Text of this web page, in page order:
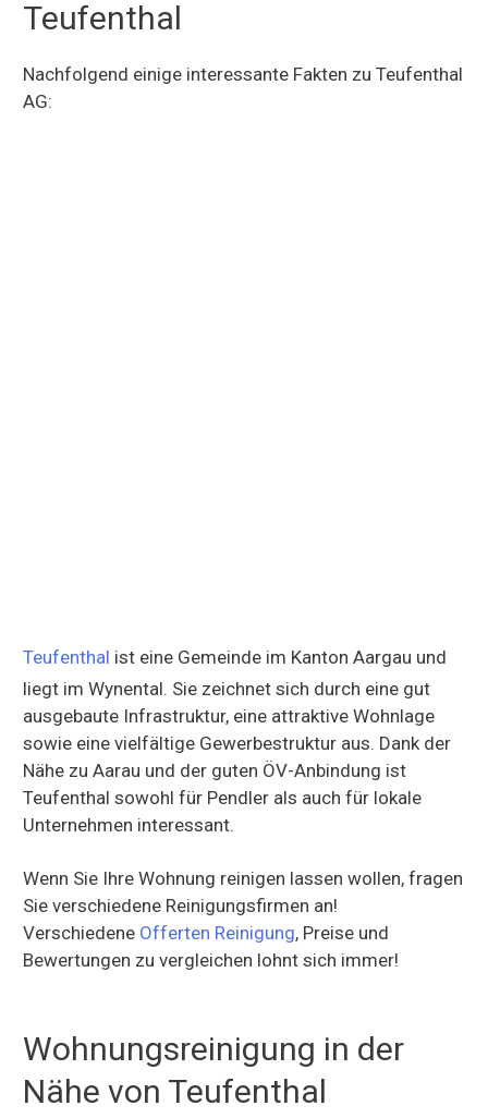
Teufenthal
Nachfolgend einige interessante Fakten zu Teufenthal
AG:
Teufenthal ist eine Gemeinde im Kanton Aargau und
liegt im Wynental. Sie zeichnet sich durch eine gut
ausgebaute Infrastruktur, eine attraktive Wohnlage
sowie eine vielfältige Gewerbestruktur aus. Dank der
Nähe zu Aarau und der guten ÖV-Anbindung ist
Teufenthal sowohl für Pendler als auch für lokale
Unternehmen interessant.
Wenn Sie Ihre Wohnung reinigen lassen wollen, fragen
Sie verschiedene Reinigungsfirmen an!
Verschiedene Offerten Reinigung, Preise und
Bewertungen zu vergleichen lohnt sich immer!
Wohnungsreinigung in der
Nähe von Teufenthal